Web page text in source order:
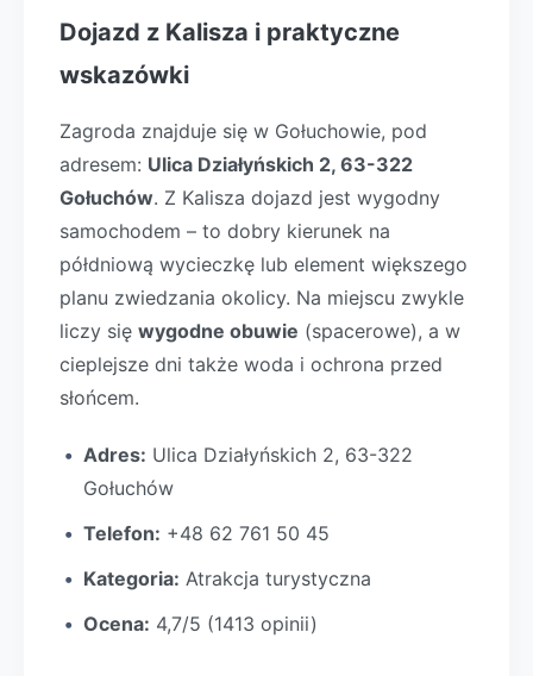
Dojazd z Kalisza i praktyczne
wskazówki
Zagroda znajduje się w Gołuchowie, pod
adresem: Ulica Działyńskich 2, 63-322
Gołuchów. Z Kalisza dojazd jest wygodny
samochodem – to dobry kierunek na
półdniową wycieczkę lub element większego
planu zwiedzania okolicy. Na miejscu zwykle
liczy się wygodne obuwie (spacerowe), a w
cieplejsze dni także woda i ochrona przed
słońcem.
Adres: Ulica Działyńskich 2, 63-322
Gołuchów
Telefon: +48 62 761 50 45
Kategoria: Atrakcja turystyczna
Ocena: 4,7/5 (1413 opinii)